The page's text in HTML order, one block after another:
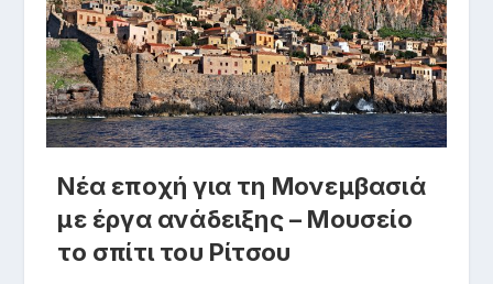
Νέα εποχή για τη Μονεμβασιά
με έργα ανάδειξης – Μουσείο
το σπίτι του Ρίτσου